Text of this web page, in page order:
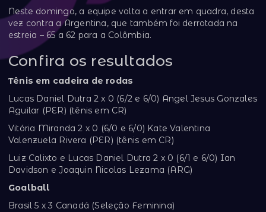
Neste domingo, a equipe volta a entrar em quadra, desta
vez contra a Argentina, que também foi derrotada na
estreia – 65 a 62 para a Colômbia.
Confira os resultados
Tênis em cadeira de rodas
Lucas Daniel Dutra 2 x 0 (6/2 e 6/0) Angel Jesus Gonzales
Aguilar (PER) (tênis em CR)
Vitória Miranda 2 x 0 (6/0 e 6/0) Kate Valentina
Valenzuela Rivera (PER) (tênis em CR)
Luiz Calixto e Lucas Daniel Dutra 2 x 0 (6/1 e 6/0) Ian
Davidson e Joaquin Nicolas Lezama (ARG)
Goalball
Brasil 5 x 3 Canadá (Seleção Feminina)